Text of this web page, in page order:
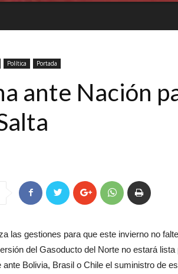
Política Portada
ante Nación
las gestiones para que este invierno no
del Gasoducto del Norte no estará
Bolivia, Brasil o Chile el suministro de